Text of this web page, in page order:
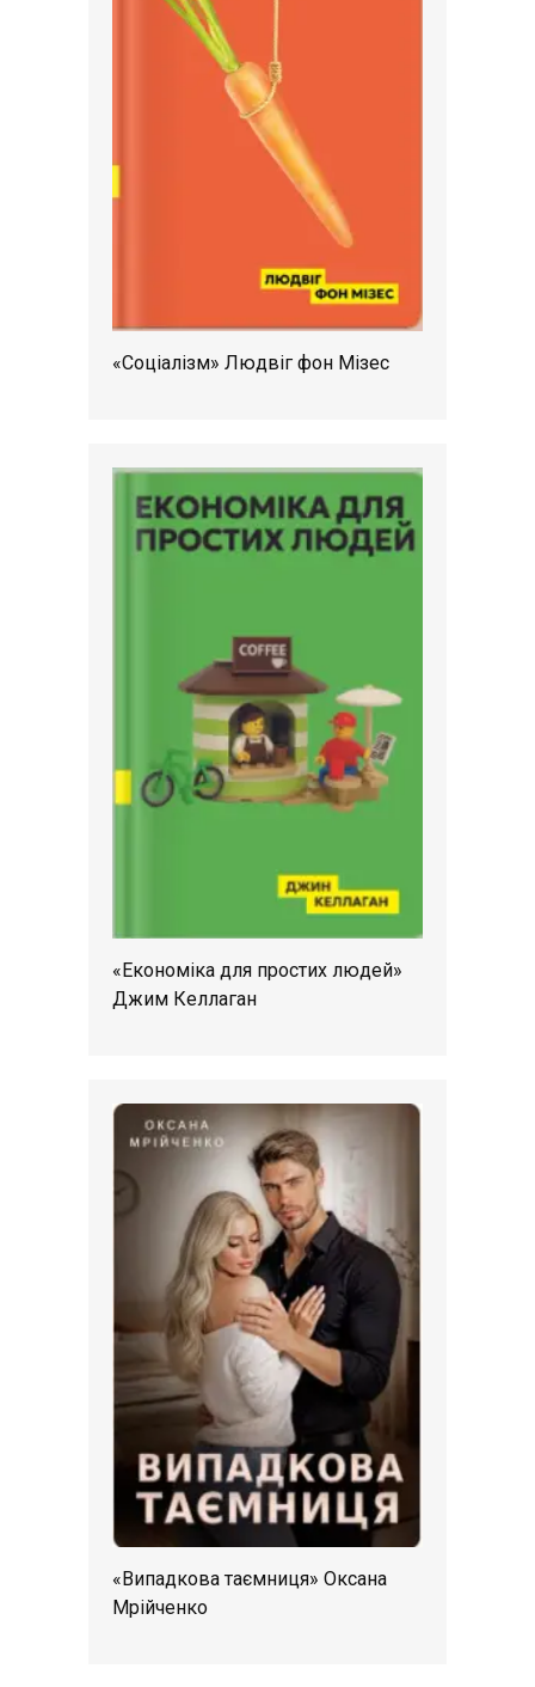
«Соціалізм» Людвіг фон Мізес
«Економіка для простих людей»
Джим Келлаган
«Випадкова таємниця» Оксана
Мрійченко